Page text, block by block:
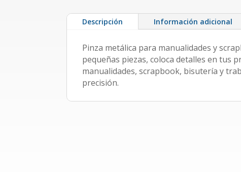
Descripción Información adicional
Pinza metálica para manualidades y
pequeñas piezas, coloca detalles en tus
manualidades, scrapbook, bisutería y
precisión.